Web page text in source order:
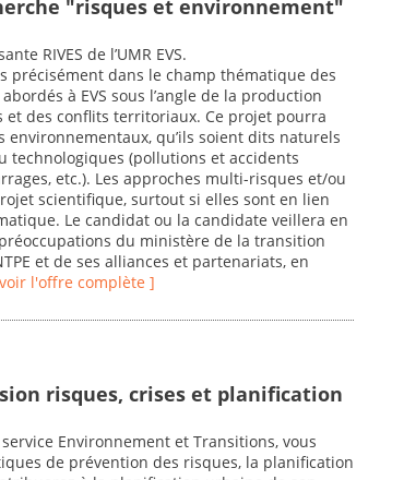
"risques et environnement"
RIVES de l’UMR EVS.
précisément dans le champ thématique des
à EVS sous l’angle de la production
et des conflits territoriaux. Ce projet pourra
qu’ils soient dits naturels
technologiques (pollutions et accidents
etc.). Les approches multi-risques et/ou
scientifique, surtout si elles sont en lien
Le candidat ou la candidate veillera en
du ministère de la transition
et de ses alliances et partenariats, en
l'offre complète ]
risques, crises et planification
Environnement et Transitions, vous
de prévention des risques, la planification